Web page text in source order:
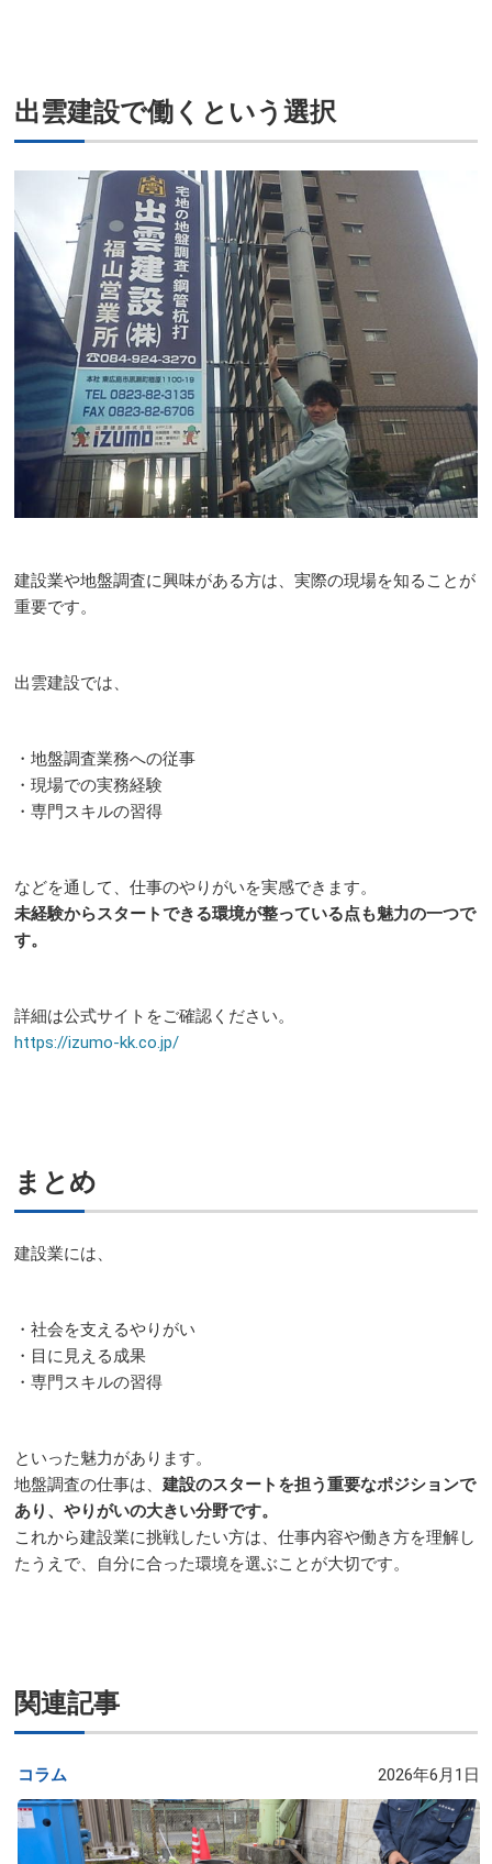
出雲建設で働くという選択
建設業や地盤調査に興味がある方は、実際の現場を知ることが
重要です。
出雲建設では、
・地盤調査業務への従事
・現場での実務経験
・専門スキルの習得
などを通して、仕事のやりがいを実感できます。
未経験からスタートできる環境が整っている点も魅力の一つで
す。
詳細は公式サイトをご確認ください。
https://izumo-kk.co.jp/
まとめ
建設業には、
・社会を支えるやりがい
・目に見える成果
・専門スキルの習得
といった魅力があります。
地盤調査の仕事は、建設のスタートを担う重要なポジションで
あり、やりがいの大きい分野です。
これから建設業に挑戦したい方は、仕事内容や働き方を理解し
たうえで、自分に合った環境を選ぶことが大切です。
関連記事
コラム 2026年6月1日